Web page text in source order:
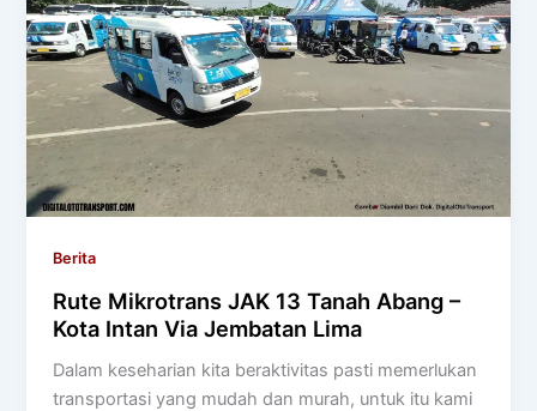
Berita
Rute Mikrotrans JAK 13 Tanah Abang –
Kota Intan Via Jembatan Lima
Dalam keseharian kita beraktivitas pasti memerlukan
transportasi yang mudah dan murah, untuk itu kami